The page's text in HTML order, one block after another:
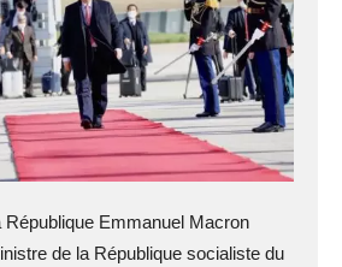
République Emmanuel Macron
de la République socialiste du